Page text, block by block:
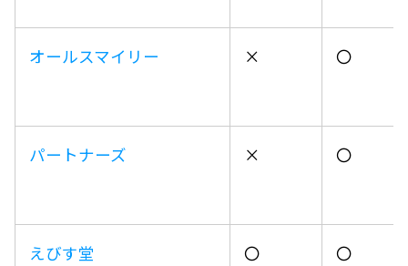
オールスマイリー × 〇
パートナーズ × 〇
えびす堂 〇 〇